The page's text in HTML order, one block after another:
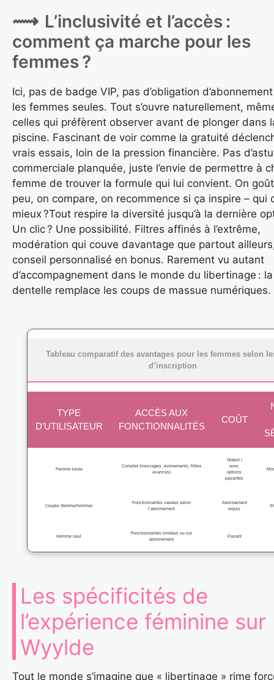
L’inclusivité et l’accès :
comment ça marche pour les
femmes ?
Ici, pas de badge VIP, pas d’obligation
les femmes seules. Tout s’ouvre naturellement,
celles qui préfèrent observer avant de plonger dans
piscine. Fascinant de voir comme la gratuité
vrais essais, loin de la pression financière. Pas
commerciale planquée, juste l’envie de permettre à
femme de trouver la formule qui lui convient. On
peu, on compare, on recommence si ça inspire – qui
mieux ?Tout respire la diversité jusqu’à la dernière
Un clic ? Une possibilité. Filtres affinés à l’extrême,
modération qui couve davantage que partout
conseil personnalisé en bonus. Rarement vu autant
d’accompagnement dans le monde du libertinage : la
dentelle remplace les coups de massue numériques.
Tableau comparatif des avantages pour les femmes selon
d’inscription
TYPE
D’UTILISATEUR
ACCÈS AUX
FONCTIONNALITÉS
COÛT
Femme seule
Complet (messages, événements, filtres
avancés)
Gratuit /
avec
options
payantes
Couple (femme/homme)
Fonctionnalités variées selon
l’abonnement
Abonnement
requis
Homme seul
Fonctionnalités limitées ou sur
abonnement
Payant
Les spécificités de
l’expérience féminine sur
Wyylde
Tout le monde s’imagine que « libertinage » rime